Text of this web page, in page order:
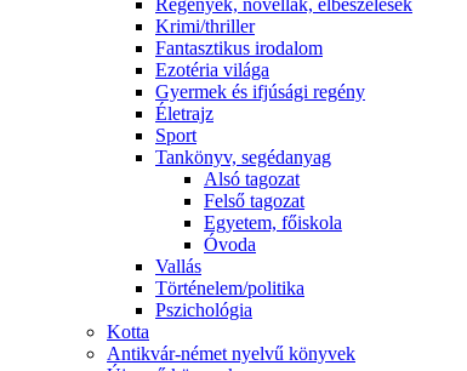
Regények, novellák, elbeszélések
Krimi/thriller
Fantasztikus irodalom
Ezotéria világa
Gyermek és ifjúsági regény
Életrajz
Sport
Tankönyv, segédanyag
Alsó tagozat
Felső tagozat
Egyetem, főiskola
Óvoda
Vallás
Történelem/politika
Pszichológia
Kotta
Antikvár-német nyelvű könyvek